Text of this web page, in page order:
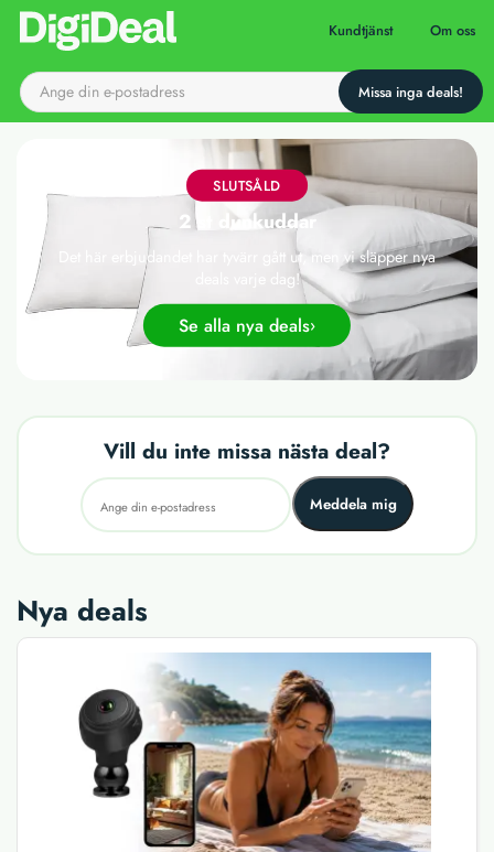
Till startsidan Kundtjänst Om oss
SLUTSÅLD
2 st dunkuddar
Det här erbjudandet har tyvärr gått ut, men vi släpper nya
deals varje dag!
Se alla nya deals
Vill du inte missa nästa deal?
Meddela mig
Nya deals